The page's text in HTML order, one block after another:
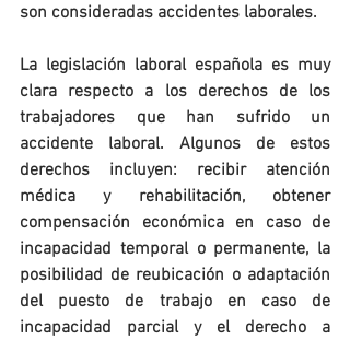
son consideradas accidentes laborales.
La legislación laboral española es muy
clara respecto a los derechos de los
trabajadores que han sufrido un
accidente laboral. Algunos de estos
derechos incluyen: recibir atención
médica y rehabilitación, obtener
compensación económica en caso de
incapacidad temporal o permanente, la
posibilidad de reubicación o adaptación
del puesto de trabajo en caso de
incapacidad parcial y el derecho a